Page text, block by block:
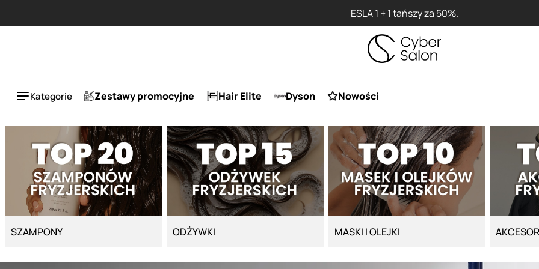
ESLA 1 + 1 tańszy za 50%.
Kategorie Zestawy promocyjne Hair Elite Dyson Nowości
SZAMPONY ODŻYWKI MASKI I OLEJKI